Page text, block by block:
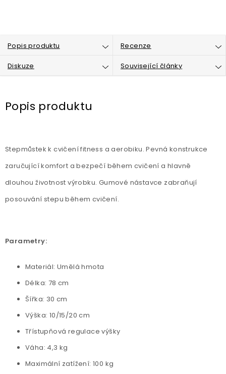
Popis produktu Recenze
Diskuze Související články
Popis produktu
Stepmůstek k cvičení fitness a aerobiku. Pevná konstrukce
zaručující komfort a bezpečí během cvičení a hlavně
dlouhou životnost výrobku. Gumové nástavce zabraňují
posouvání stepu během cvičení.
Parametry:
Materiál: Umělá hmota
Délka: 78 cm
Šířka: 30 cm
Výška: 10/15/20 cm
Třístupňová regulace výšky
Váha: 4,3 kg
Maximální zatížení: 100 kg